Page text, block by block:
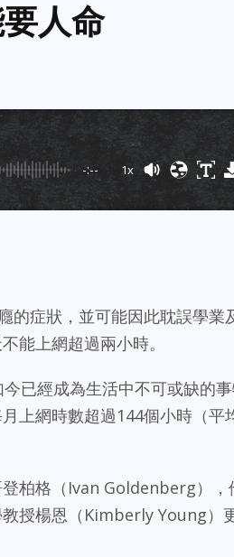
人命
-:-- 1x
的症狀，並可能因此耽誤學業
能上網超過兩小時。
已經成為生活中不可或缺的
上網時數超過144個小時（平
柏格（Ivan Goldenberg），
授楊恩（Kimberly Young）